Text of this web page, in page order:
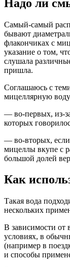
Надо ли
Самый-самый
бывают
флакончиках с
указание о том,
слушала
пришла.
Соглашаюсь с
мицеллярную
— во-первых, из-
которых
— во-вторых, если
мицеллы вкупе с
большой долей
Как
Такая вода
нескольких
В зависимости от
условиях, в
(например в
и способы